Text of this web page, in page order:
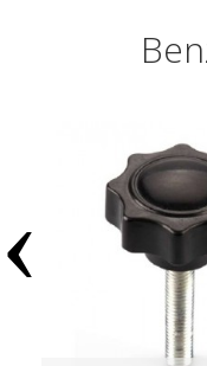
‹
İncele